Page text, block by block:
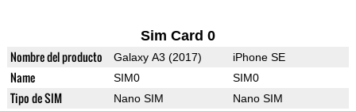
Sim Card 0
Nombre del producto Galaxy A3 (2017) iPhone SE
Name SIM0 SIM0
Tipo de SIM Nano SIM Nano SIM